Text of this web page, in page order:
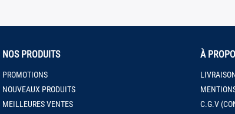
NOS PRODUITS
PROMOTIONS
NOUVEAUX PRODUITS
MEILLEURES VENTES
À
C.G.V